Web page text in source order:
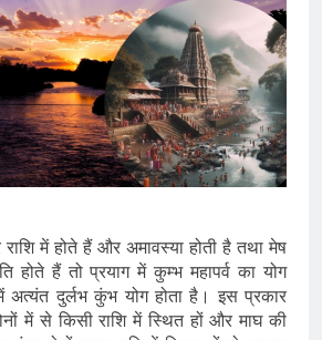
में होते हैं और अमावस्या होती है तथा मेष
होते हैं तो प्रयाग में कुम्भ महापर्व का योग
अत्यंत दुर्लभ कुंभ योग होता है। इस प्रकार
में से किसी राशि में स्थित हों और माघ की